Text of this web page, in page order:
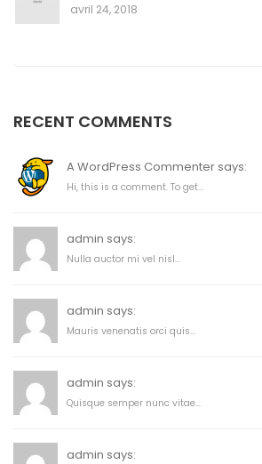
avril 24, 2018
RECENT COMMENTS
A WordPress Commenter says:
Hi, this is a comment. To get...
admin says:
Nulla auctor mi vel nisl...
admin says:
Mauris venenatis orci quis...
admin says:
Quisque semper nunc vitae...
admin says: